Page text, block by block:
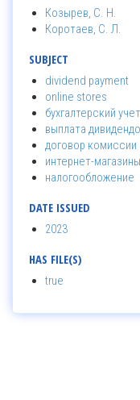
Козырев, С. Н.
Коротаев, С. Л.
SUBJECT
dividend payment
online stores
бухгалтерский учет
выплата
договор комиссии
интернет-магазины
налогообложение
DATE ISSUED
2023
HAS FILE(S)
true